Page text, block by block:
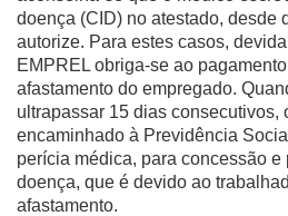
PLR
PARTICIPAÇÃO NOS
CONSULTA MEUS
CONSULTA TODOS
CONSULTA
PLR
SERVIÇOS
PGDE - PROGRAMA DE
DESEMPENHO DOS
doença (CID) no atestado, desde
autorize. Para estes casos,
EMPREL obriga-se ao
afastamento do empregado.
ultrapassar 15 dias consecutivos,
encaminhado à Previdência
perícia médica, para concessão
doença, que é devido ao
afastamento.